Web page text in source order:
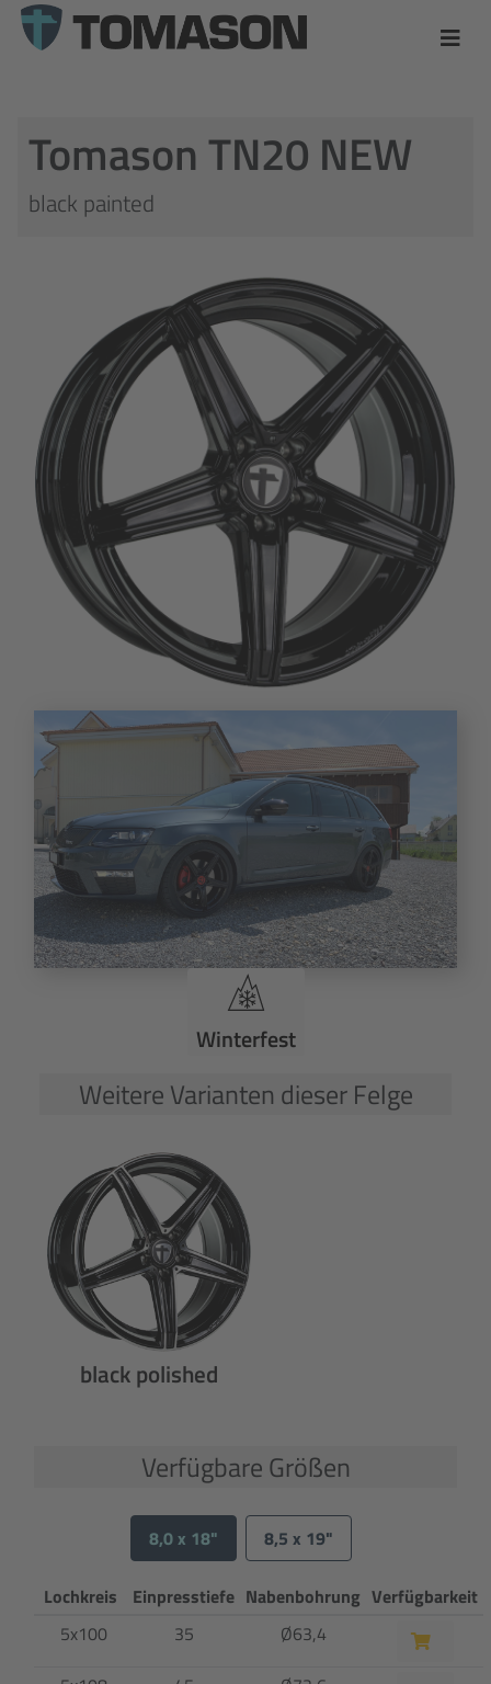
Tomason TN20 NEW
black painted
Winterfest
Weitere Varianten dieser Felge
black polished
Verfügbare Größen
8,0 x 18" 8,5 x 19"
Lochkreis Einpresstiefe Nabenbohrung Verfügbarkeit
5x100
35
Ø63,4